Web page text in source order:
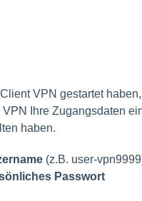
VPN gestartet
Ihre Zugangsdaten
haben.
(z.B. user-
Passwort